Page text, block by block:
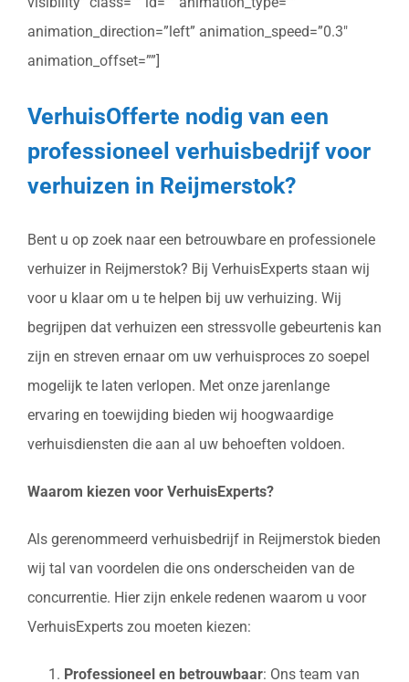
animation_direction=”left” animation_speed=”0.3″
animation_offset=””]
VerhuisOfferte nodig van een
professioneel verhuisbedrijf voor
verhuizen in Reijmerstok?
Bent u op zoek naar een betrouwbare en professionele
verhuizer in Reijmerstok? Bij VerhuisExperts staan wij
voor u klaar om u te helpen bij uw verhuizing. Wij
begrijpen dat verhuizen een stressvolle gebeurtenis kan
zijn en streven ernaar om uw verhuisproces zo soepel
mogelijk te laten verlopen. Met onze jarenlange
ervaring en toewijding bieden wij hoogwaardige
verhuisdiensten die aan al uw behoeften voldoen.
Waarom kiezen voor VerhuisExperts?
Als gerenommeerd verhuisbedrijf in Reijmerstok bieden
wij tal van voordelen die ons onderscheiden van de
concurrentie. Hier zijn enkele redenen waarom u voor
VerhuisExperts zou moeten kiezen:
Professioneel en betrouwbaar: Ons team van